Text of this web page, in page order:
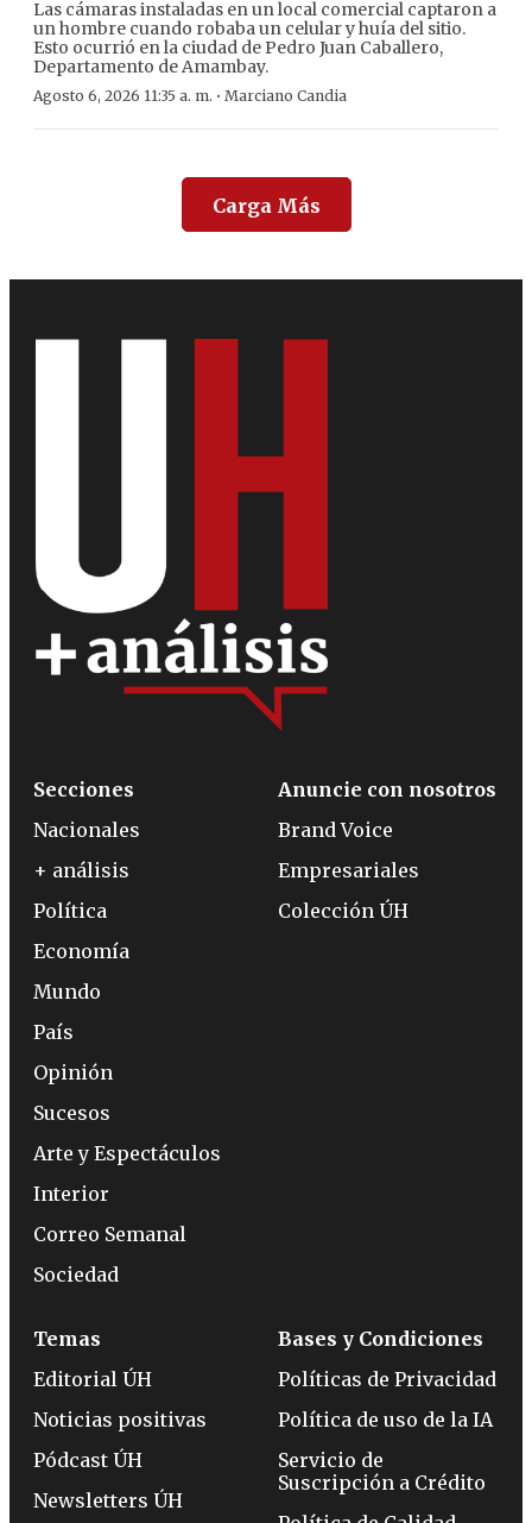
Las cámaras instaladas en un local comercial captaron a
un hombre cuando robaba un celular y huía del sitio.
Esto ocurrió en la ciudad de Pedro Juan Caballero,
Departamento de Amambay.
Agosto 6, 2026 11:35 a. m. · Marciano Candia
Carga Más
Secciones
Nacionales
+ análisis
Política
Economía
Mundo
País
Opinión
Sucesos
Arte y Espectáculos
Interior
Correo Semanal
Sociedad
Anuncie con nosotros
Brand Voice
Empresariales
Colección ÚH
Temas
Editorial ÚH
Noticias positivas
Pódcast ÚH
Newsletters ÚH
Bases y Condiciones
Políticas de Privacidad
Política de uso de la IA
Servicio de
Suscripción a Crédito